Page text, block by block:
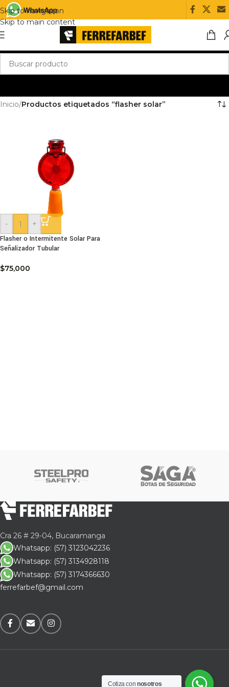
Skip to navigation
Skip to main content
Inicio/Productos etiquetados “flasher solar”
-
+
Flasher o Intermitente Solar Para
Señalizador Tubular
$75,000
Cra 26 # 29-04, Bucaramanga
Whatsapp: (57) 3123042236
Whatsapp: (57) 3134928118
Whatsapp: (57) 3174366630
ferrefarbef@gmail.com
Cotiza connosotros